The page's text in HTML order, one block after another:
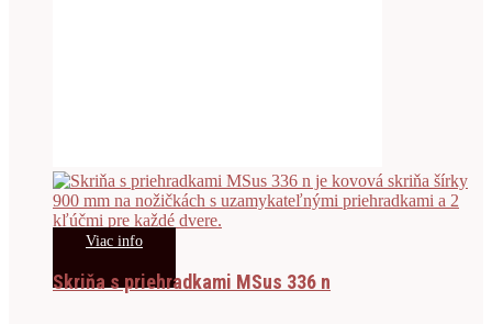
Viac info
Skriňa s priehradkami MSus 336 n